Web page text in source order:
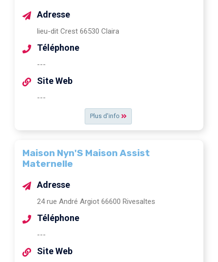
Plus d'info
Adresse
lieu-dit Crest 66530 Claira
Téléphone
---
Site Web
---
Maison Nyn'S Maison Assist
Maternelle
Adresse
24 rue André Argiot 66600 Rivesaltes
Téléphone
---
Site Web